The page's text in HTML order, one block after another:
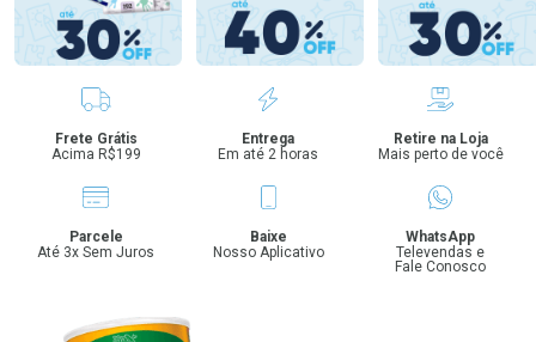
Benefícios
Frete Grátis
Acima R$199
Entrega
Em até 2 horas
Retire na Loja
Mais perto de você
Parcele
Até 3x Sem Juros
Baixe
Nosso Aplicativo
WhatsApp
Televendas e
Fale Conosco